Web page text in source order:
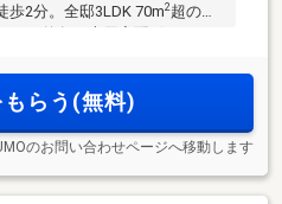
歩2分。全邸3LDK 70m2超のゆ
ZEH-M Oriented」「低炭素
もらう(無料)
のお問い合わせページへ移動します